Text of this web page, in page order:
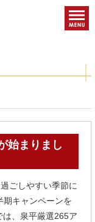
始まりまし
ごしやすい季節に
期キャンペーンを
、泉平厳選265ア